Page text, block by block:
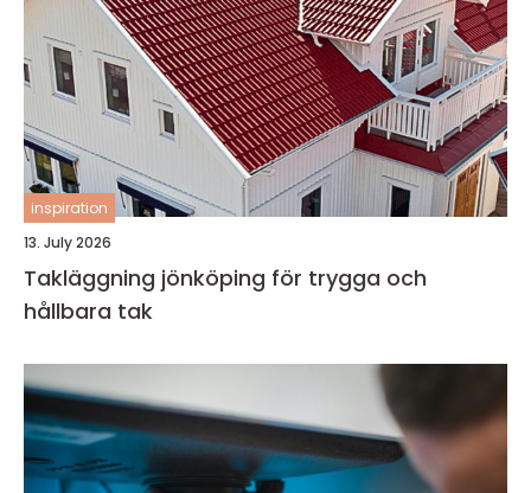
inspiration
13. July 2026
Takläggning jönköping för trygga och
hållbara tak